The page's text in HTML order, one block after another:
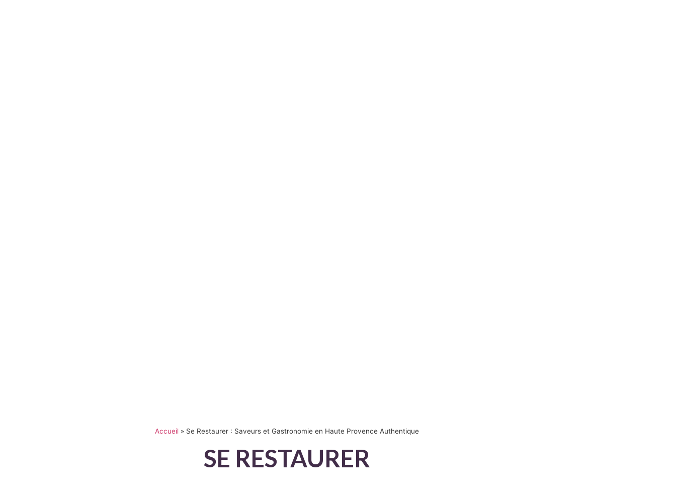
Accueil» Se Restaurer : Saveurs et Gastronomie en Haute Provence Authentique
SE RESTAURER